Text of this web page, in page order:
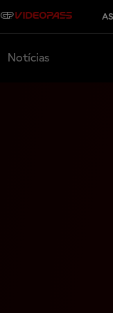
Notícias